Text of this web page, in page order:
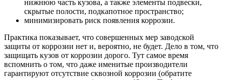
нижнюю часть кузова, а также элементы подвески,
скрытые полости, подкапотное пространство;
минимизировать риск появления коррозии.
Практика показывает, что совершенных мер заводской
защиты от коррозии нет и, вероятно, не будет. Дело в том, что
защищать кузов от коррозии дорого. Тут самое время
вспомнить о том, что даже именитые производители
гарантируют отсутствие сквозной коррозии (обратите